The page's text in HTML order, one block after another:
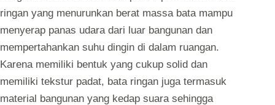
ringan yang menurunkan berat massa bata mampu
menyerap panas udara dari luar bangunan dan
mempertahankan suhu dingin di dalam ruangan.
Karena memiliki bentuk yang cukup solid dan
memiliki tekstur padat, bata ringan juga termasuk
material bangunan yang kedap suara sehingga